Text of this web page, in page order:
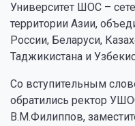
Университет ШОС –
территории Азии,
России, Беларуси,
Таджикистана и
Со вступительным
обратились ректор
В.М.Филиппов,